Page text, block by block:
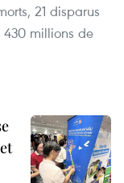
21 disparus
430 millions de